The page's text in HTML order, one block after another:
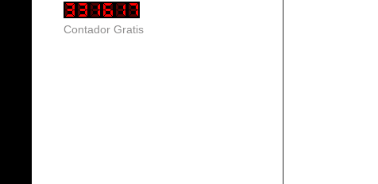
Contador Gratis